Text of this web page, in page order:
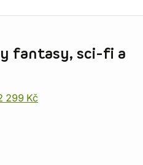
fantasy, sci-fi a
299 Kč